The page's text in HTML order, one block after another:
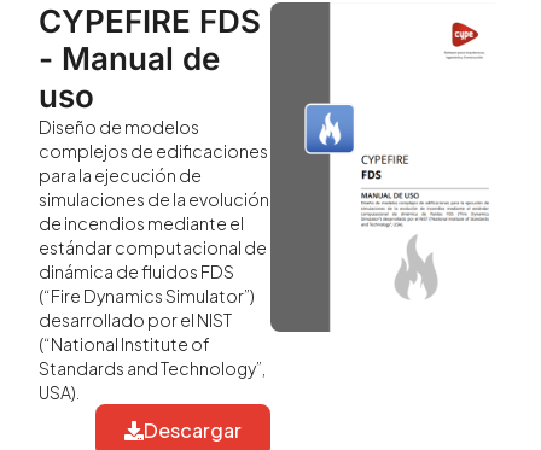
CYPEFIRE FDS
- Manual de
uso
Diseño de modelos
complejos de edificaciones
para la ejecución de
simulaciones de la evolución
de incendios mediante el
estándar computacional de
dinámica de fluidos FDS
(“Fire Dynamics Simulator”)
desarrollado por el NIST
(“National Institute of
Standards and Technology”,
USA).
Descargar